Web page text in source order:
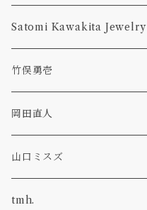
ラウンド
カトラリー
コーヒーメジャー
レンゲ
オーバル
プレート
ボウル
隅切皿
Satomi Kawakita Jewelry
ring
pierced earring
necklace
竹俣勇壱
岡田直人
山口ミスズ
ウール
tmh.